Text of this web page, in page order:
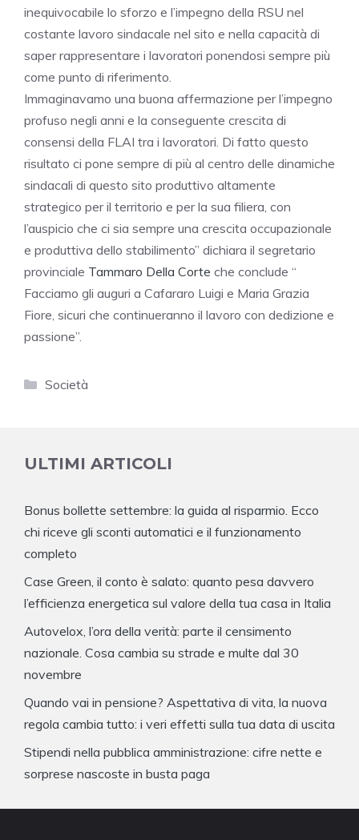
inequivocabile lo sforzo e l’impegno della RSU nel
costante lavoro sindacale nel sito e nella capacità di
saper rappresentare i lavoratori ponendosi sempre più
come punto di riferimento.
Immaginavamo una buona affermazione per l’impegno
profuso negli anni e la conseguente crescita di
consensi della FLAI tra i lavoratori. Di fatto questo
risultato ci pone sempre di più al centro delle dinamiche
sindacali di questo sito produttivo altamente
strategico per il territorio e per la sua filiera, con
l’auspicio che ci sia sempre una crescita occupazionale
e produttiva dello stabilimento” dichiara il segretario
provinciale Tammaro Della Corte che conclude “
Facciamo gli auguri a Cafararo Luigi e Maria Grazia
Fiore, sicuri che continueranno il lavoro con dedizione e
passione”.
Categorie
Società
ULTIMI ARTICOLI
Bonus bollette settembre: la guida al risparmio. Ecco
chi riceve gli sconti automatici e il funzionamento
completo
Case Green, il conto è salato: quanto pesa davvero
l’efficienza energetica sul valore della tua casa in Italia
Autovelox, l’ora della verità: parte il censimento
nazionale. Cosa cambia su strade e multe dal 30
novembre
Quando vai in pensione? Aspettativa di vita, la nuova
regola cambia tutto: i veri effetti sulla tua data di uscita
Stipendi nella pubblica amministrazione: cifre nette e
sorprese nascoste in busta paga